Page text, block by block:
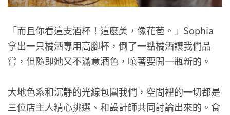
「而且你看這支酒杯！這麼美，像花苞。」Sophia
拿出一只橘酒專用高腳杯，倒了一點橘酒讓我們品
嘗，但隨即她又不滿意酒色，嚷著要開一瓶新的。
大地色系和沉靜的光線包圍我們，空間裡的一切都是
三位店主人精心挑選、和設計師共同討論出來的。食